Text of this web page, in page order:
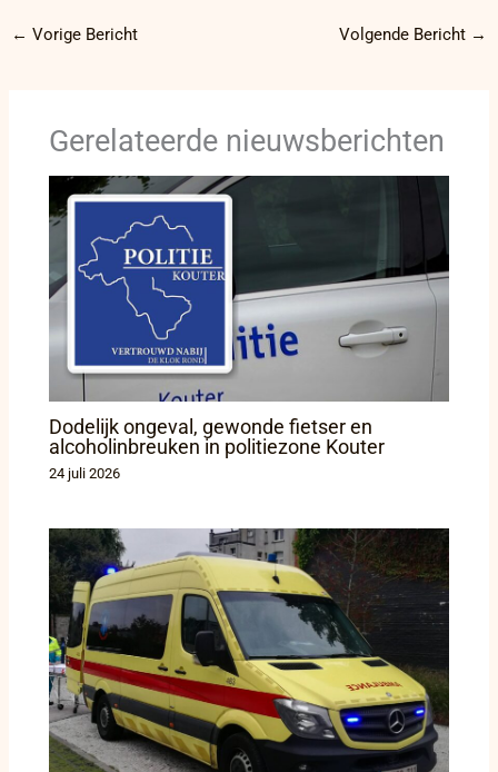
← Vorige Bericht Volgende Bericht →
Gerelateerde nieuwsberichten
Dodelijk ongeval, gewonde fietser en
alcoholinbreuken in politiezone Kouter
24 juli 2026